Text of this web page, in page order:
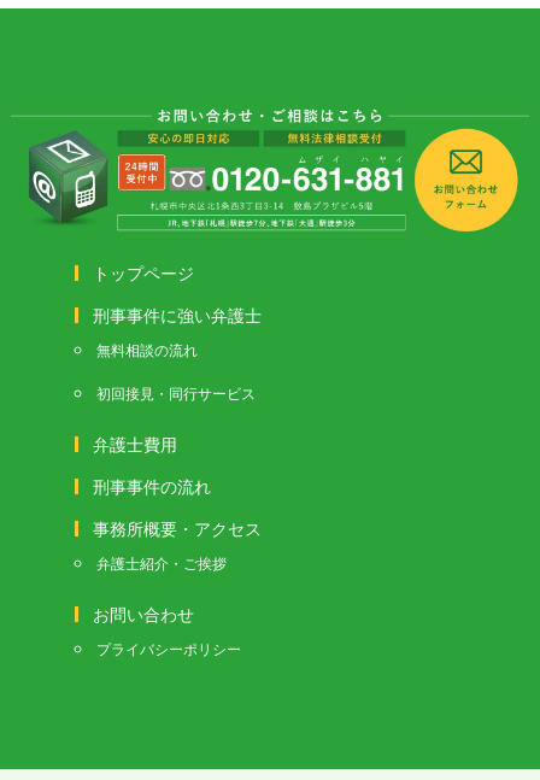
トップページ
刑事事件に強い弁護士
無料相談の流れ
初回接見・同行サービス
弁護士費用
刑事事件の流れ
事務所概要・アクセス
弁護士紹介・ご挨拶
お問い合わせ
プライバシーポリシー